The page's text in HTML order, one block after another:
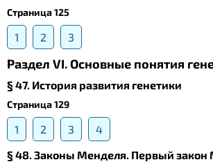
Страница 125
1 2 3
Раздел VI. Основные понятия
§ 47. История развития генетики
Страница 129
1 2 3
4
§ 48. Законы Менделя. Первый закон